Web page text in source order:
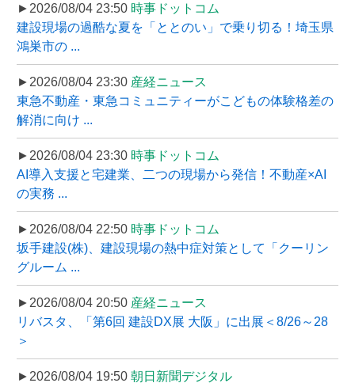
►2026/08/04 23:50 時事ドットコム
建設現場の過酷な夏を「ととのい」で乗り切る！埼玉県
鴻巣市の ...
►2026/08/04 23:30 産経ニュース
東急不動産・東急コミュニティーがこどもの体験格差の
解消に向け ...
►2026/08/04 23:30 時事ドットコム
AI導入支援と宅建業、二つの現場から発信！不動産×AI
の実務 ...
►2026/08/04 22:50 時事ドットコム
坂手建設(株)、建設現場の熱中症対策として「クーリン
グルーム ...
►2026/08/04 20:50 産経ニュース
リバスタ、「第6回 建設DX展 大阪」に出展＜8/26～28
＞
►2026/08/04 19:50 朝日新聞デジタル